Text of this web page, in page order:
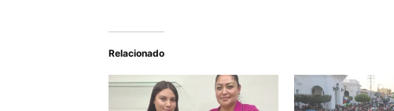
Relacionado